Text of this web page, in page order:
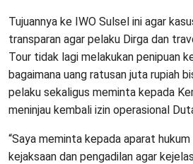
Tujuannya ke IWO Sulsel ini agar
transparan agar pelaku Dirga dan
Tour tidak lagi melakukan penipuan
bagaimana uang ratusan juta rupiah
pelaku sekaligus meminta kepada
meninjau kembali izin operasional
“Saya meminta kepada aparat
kejaksaan dan pengadilan agar